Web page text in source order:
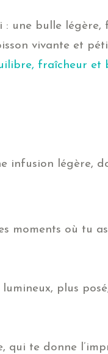
: une bulle
vivante et
fraîcheur et
infusion légère,
moments où tu
plus
qui te donne